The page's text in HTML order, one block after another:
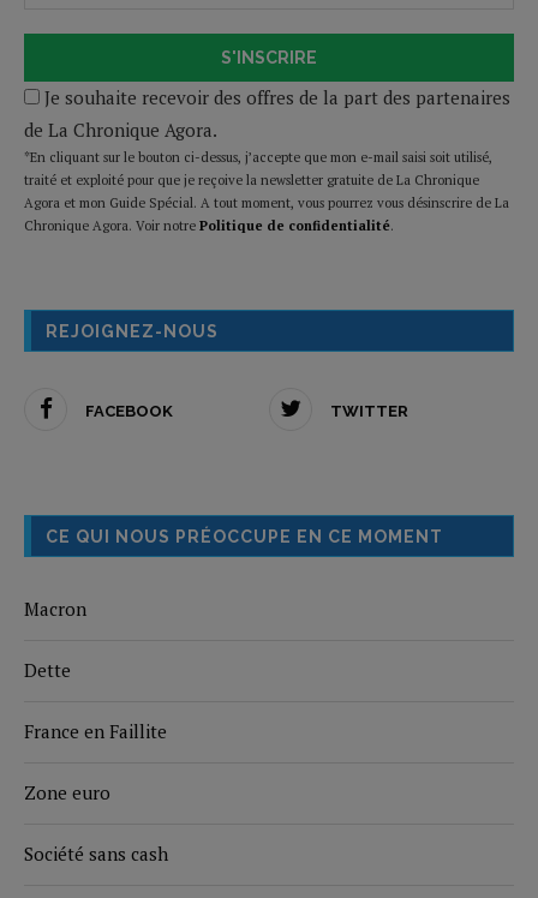
S'INSCRIRE
Je souhaite recevoir des offres de la part des partenaires
de La Chronique Agora.
*En cliquant sur le bouton ci-dessus, j’accepte que mon e-mail saisi soit utilisé,
traité et exploité pour que je reçoive la newsletter gratuite de La Chronique
Agora et mon Guide Spécial. A tout moment, vous pourrez vous désinscrire de La
Chronique Agora. Voir notre Politique de confidentialité.
REJOIGNEZ-NOUS
FACEBOOK TWITTER
CE QUI NOUS PRÉOCCUPE EN CE MOMENT
Macron
Dette
France en Faillite
Zone euro
Société sans cash